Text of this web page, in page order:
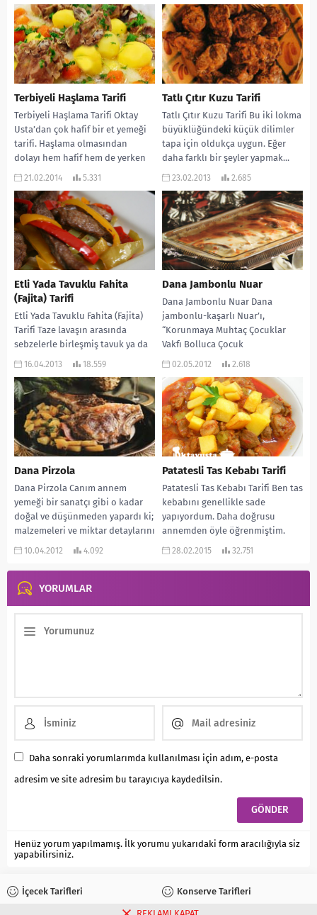
Terbiyeli Haşlama Tarifi
Terbiyeli Haşlama Tarifi Oktay
Usta’dan çok hafif bir et yemeği
tarifi. Haşlama olmasından
dolayı hem hafif hem de yerken
insanı...
21.02.2014 5.331
Tatlı Çıtır Kuzu Tarifi
Tatlı Çıtır Kuzu Tarifi Bu iki lokma
büyüklüğündeki küçük dilimler
tapa için oldukça uygun. Eğer
daha farklı bir şeyler yapmak...
23.02.2013 2.685
Etli Yada Tavuklu Fahita
(Fajita) Tarifi
Etli Yada Tavuklu Fahita (Fajita)
Tarifi Taze lavaşın arasında
sebzelerle birleşmiş tavuk ya da
dana eti… Emin olun tadı enfes....
16.04.2013 18.559
Dana Jambonlu Nuar
Dana Jambonlu Nuar Dana
jambonlu-kaşarlı Nuar’ı,
“Korunmaya Muhtaç Çocuklar
Vakfı Bolluca Çocuk
Köyü”yararına, evimde verdiğim
Herkes...
02.05.2012 2.618
Dana Pirzola
Dana Pirzola Canım annem
yemeği bir sanatçı gibi o kadar
doğal ve düşünmeden yapardı ki;
malzemeleri ve miktar detaylarını
hiçbir...
10.04.2012 4.092
Patatesli Tas Kebabı Tarifi
Patatesli Tas Kebabı Tarifi Ben tas
kebabını genellikle sade
yapıyordum. Daha doğrusu
annemden öyle öğrenmiştim.
Daha sonra araştırırken patatesli
28.02.2015 32.751
YORUMLAR
Daha sonraki yorumlarımda kullanılması için adım, e-posta
adresim ve site adresim bu tarayıcıya kaydedilsin.
Henüz yorum yapılmamış. İlk yorumu yukarıdaki form aracılığıyla siz
yapabilirsiniz.
İçecek Tarifleri Konserve Tarifleri